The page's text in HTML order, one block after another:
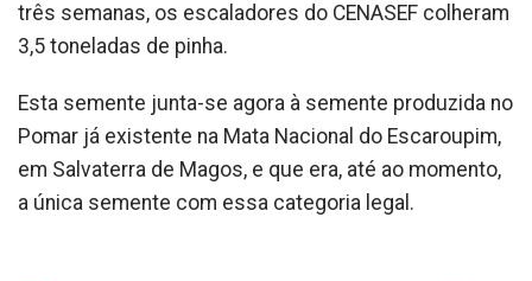
três semanas, os escaladores do CENASEF colheram
3,5 toneladas de pinha.
Esta semente junta-se agora à semente produzida no
Pomar já existente na Mata Nacional do Escaroupim,
em Salvaterra de Magos, e que era, até ao momento,
a única semente com essa categoria legal.